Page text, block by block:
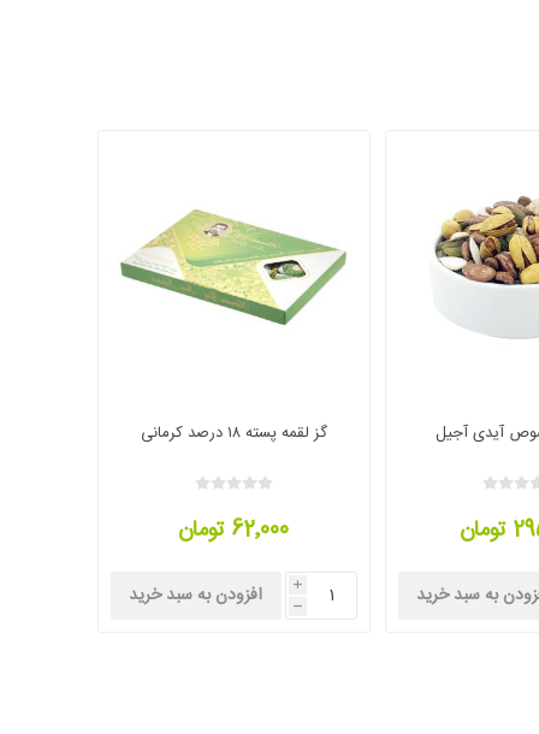
آیدی آجیل
به سبد خرید
گز لقمه پسته ۱۸ درصد کرمانی
62٬000 تومان
i
h افزودن به سبد خرید